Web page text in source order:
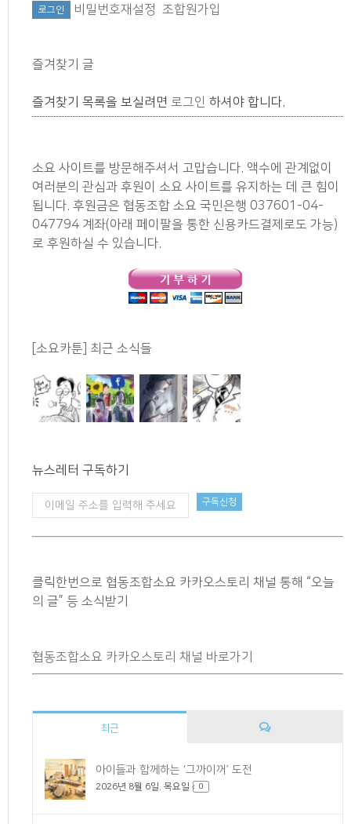
비밀번호재설정 조합원가입
즐겨찾기 글
즐겨찾기 목록을 보실려면 로그인 하셔야 합니다.
소요 사이트를 방문해주셔서 고맙습니다. 액수에 관계없이
여러분의 관심과 후원이 소요 사이트를 유지하는 데 큰 힘이
됩니다. 후원금은 협동조합 소요 국민은행 037601-04-
047794 계좌(아래 페이팔을 통한 신용카드결제로도 가능)
로 후원하실 수 있습니다.
[소요카툰] 최근 소식들
뉴스레터 구독하기
클릭한번으로 협동조합소요 카카오스토리 채널 통해 “오늘
의 글” 등 소식받기
협동조합소요 카카오스토리 채널 바로가기
최근
아이들과 함께하는 ‘그까이꺼’ 도전
2026년 8월 6일. 목요일 0